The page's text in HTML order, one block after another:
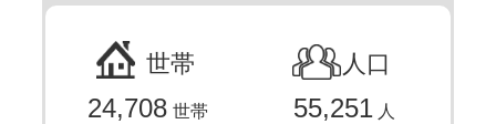
世帯
24,708 世帯
人口
55,251 人